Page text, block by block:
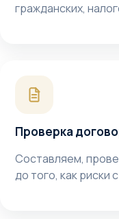
гражданских,
Проверка
Составляем,
до того, как риски